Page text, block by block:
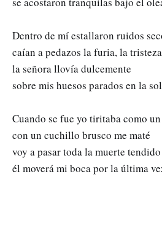
Dentro de mí estallaron ruidos
caían a pedazos la furia, la
la señora llovía dulcemente
sobre mis huesos parados en la
Cuando se fue yo tiritaba como
con un cuchillo brusco me maté
voy a pasar toda la muerte
él moverá mi boca por la última